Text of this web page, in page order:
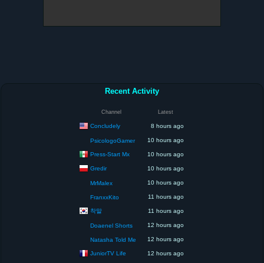
Recent Activity
Channel Latest
Concludely 8 hours ago
PsicologoGamer 10 hours ago
Press-Start Mx 10 hours ago
Gredir 10 hours ago
MrMalex 10 hours ago
FranxxKito 11 hours ago
착말 11 hours ago
Doaenel Shorts 12 hours ago
Natasha Told Me 12 hours ago
JuniorTV Life 12 hours ago